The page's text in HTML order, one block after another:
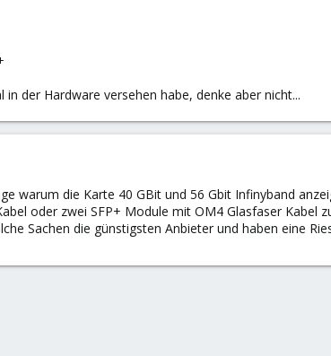
der Hardware versehen habe, denke aber nicht...
warum die Karte 40 GBit und 56 Gbit Infinyband
oder zwei SFP+ Module mit OM4 Glasfaser Kabel
Sachen die günstigsten Anbieter und haben eine